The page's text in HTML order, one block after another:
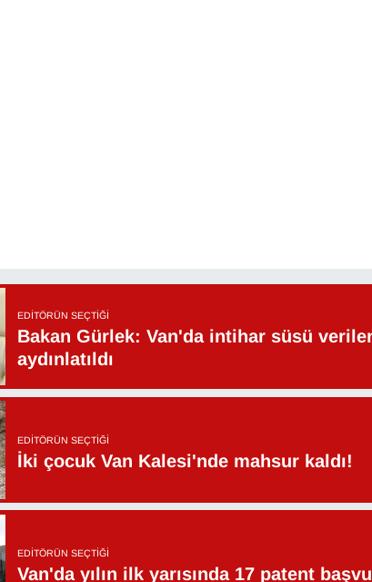
EDITÖRÜN SEÇTIĞI
Bakan Gürlek: Van'da intihar süsü
aydınlatıldı
EDITÖRÜN SEÇTIĞI
İki çocuk Van Kalesi'nde mahsur kaldı!
EDITÖRÜN SEÇTIĞI
Van'da yılın ilk yarısında 17 patent